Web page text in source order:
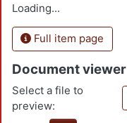
Loading...
Full item page
Document viewer
Select a file to
preview: